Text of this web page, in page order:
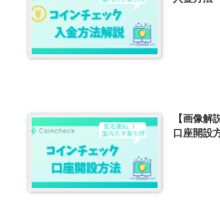
【画像
口座開設